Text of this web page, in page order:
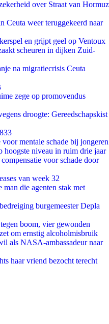
over Straat van Hormuz
Ceuta weer teruggekeerd naar
en grijpt geel op Ventoux
scheuren in dijken Zuid-
na migratiecrisis Ceuta
zege op promovendus
droogte: Gereedschapskist
mentale schade bij jongeren
niveau in ruim drie jaar
voor schade door
van week 32
die agenten stak met
burgemeester Depla
boom, vier gewonden
om ernstig alcoholmisbruik
als NASA-ambassadeur naar
haar vriend bezocht terecht